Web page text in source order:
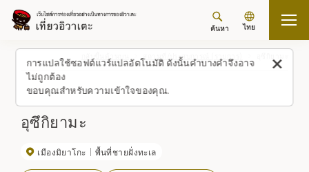
การแปลใช้ซอฟต์แวร์แปลอัตโนมัติ ดังนั้นคำบางคำจึงอาจ
ไม่ถูกต้อง
ขอบคุณสำหรับความเข้าใจของคุณ.
ค้นหา ไทย
กลับขึ้นด้านบน สถานที่/ประสบการณ์ (รายการ)
อุซึกิยามะ
เมืองมิยาโกะ พื้นที่ชายฝั่งทะเล